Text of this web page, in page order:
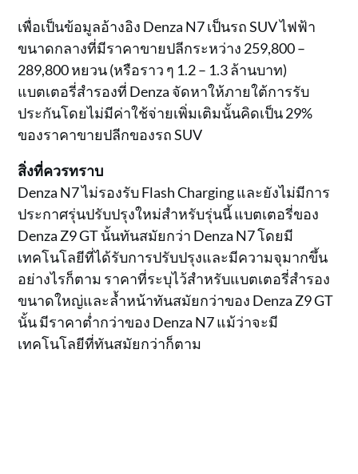
เพื่อเป็นข้อมูลอ้างอิง Denza N7 เป็นรถ SUV ไฟฟ้า
ขนาดกลางที่มีราคาขายปลีกระหว่าง 259,800 –
289,800 หยวน (หรือราว ๆ 1.2 – 1.3 ล้านบาท)
แบตเตอรี่สำรองที่ Denza จัดหาให้ภายใต้การรับ
ประกันโดยไม่มีค่าใช้จ่ายเพิ่มเติมนั้นคิดเป็น 29%
ของราคาขายปลีกของรถ SUV
สิ่งที่ควรทราบ
Denza N7 ไม่รองรับ Flash Charging และยังไม่มีการ
ประกาศรุ่นปรับปรุงใหม่สำหรับรุ่นนี้ แบตเตอรี่ของ
Denza Z9 GT นั้นทันสมัยกว่า Denza N7 โดยมี
เทคโนโลยีที่ได้รับการปรับปรุงและมีความจุมากขึ้น
อย่างไรก็ตาม ราคาที่ระบุไว้สำหรับแบตเตอรี่สำรอง
ขนาดใหญ่และล้ำหน้าทันสมัยกว่าของ Denza Z9 GT
นั้น มีราคาต่ำกว่าของ Denza N7 แม้ว่าจะมี
เทคโนโลยีที่ทันสมัยกว่าก็ตาม